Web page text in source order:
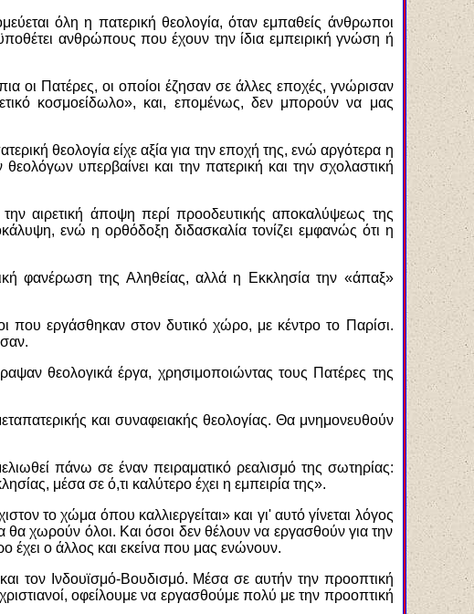
όλη η πατερική θεολογία, όταν εμπαθείς άνθρωποι
ανθρώπους που έχουν την ίδια εμπειρική γνώση ή
οι Πατέρες, οι οποίοι έζησαν σε άλλες εποχές, γνώρισαν
κοσμοείδωλο», και, επομένως, δεν μπορούν να μας
θεολογία είχε αξία για την εποχή της, ενώ αργότερα η
υπερβαίνει και την πατερική και την σχολαστική
την αιρετική άποψη περί προοδευτικής αποκαλύψεως της
ενώ η ορθόδοξη διδασκαλία τονίζει εμφανώς ότι η
φανέρωση της Αληθείας, αλλά η Εκκλησία την «άπαξ»
που εργάσθηκαν στον δυτικό χώρο, με κέντρο το Παρίσι.
θεολογικά έργα, χρησιμοποιώντας τους Πατέρες της
και συναφειακής θεολογίας. Θα μνημονευθούν
πάνω σε έναν πειραματικό ρεαλισμό της σωτηρίας:
μέσα σε ό,τι καλύτερο έχει η εμπειρία της».
το χώμα όπου καλλιεργείται» και γι' αυτό γίνεται λόγος
θα χωρούν όλοι. Και όσοι δεν θέλουν να εργασθούν για την
έχει ο άλλος και εκείνα που μας ενώνουν.
τον Ινδουϊσμό-Βουδισμό. Μέσα σε αυτήν την προοπτική
οφείλουμε να εργασθούμε πολύ με την προοπτική